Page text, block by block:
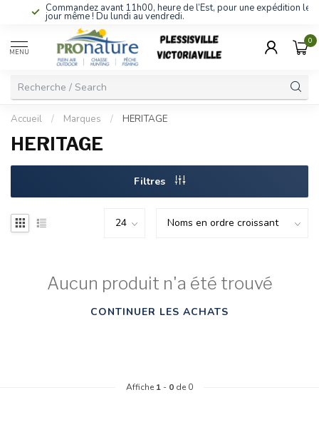
Commandez avant 11h00, heure de l’Est, pour une expédition le
jour même ! Du lundi au vendredi.
MENU
0
Accueil / Marques / HERITAGE
HERITAGE
Filtres
Aucun produit n'a été trouvé
CONTINUER LES ACHATS
Affiche 1 - 0 de 0